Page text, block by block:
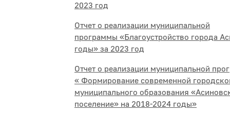
2023 год
Отчет о реализации муниципальной
программы «Благоустройство города
годы» за 2023 год
Отчет о реализации муниципальной
« Формирование современной
муниципального образования
поселение» на 2018-2024 годы»